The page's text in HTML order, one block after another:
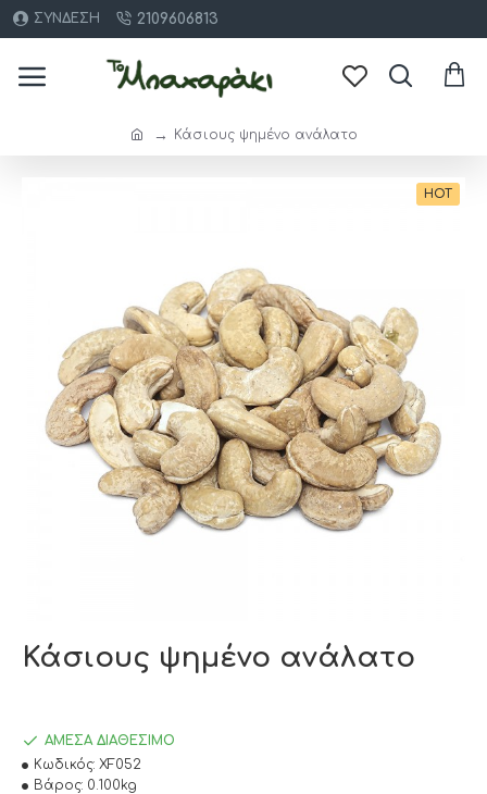
ΣΎΝΔΕΣΗ 2109606813
Κάσιους ψημένο ανάλατο
HOT
Κάσιους ψημένο ανάλατο
ΆΜΕΣΑ ΔΙΑΘΈΣΙΜΟ
Κωδικός: XF052
Βάρος: 0.100kg